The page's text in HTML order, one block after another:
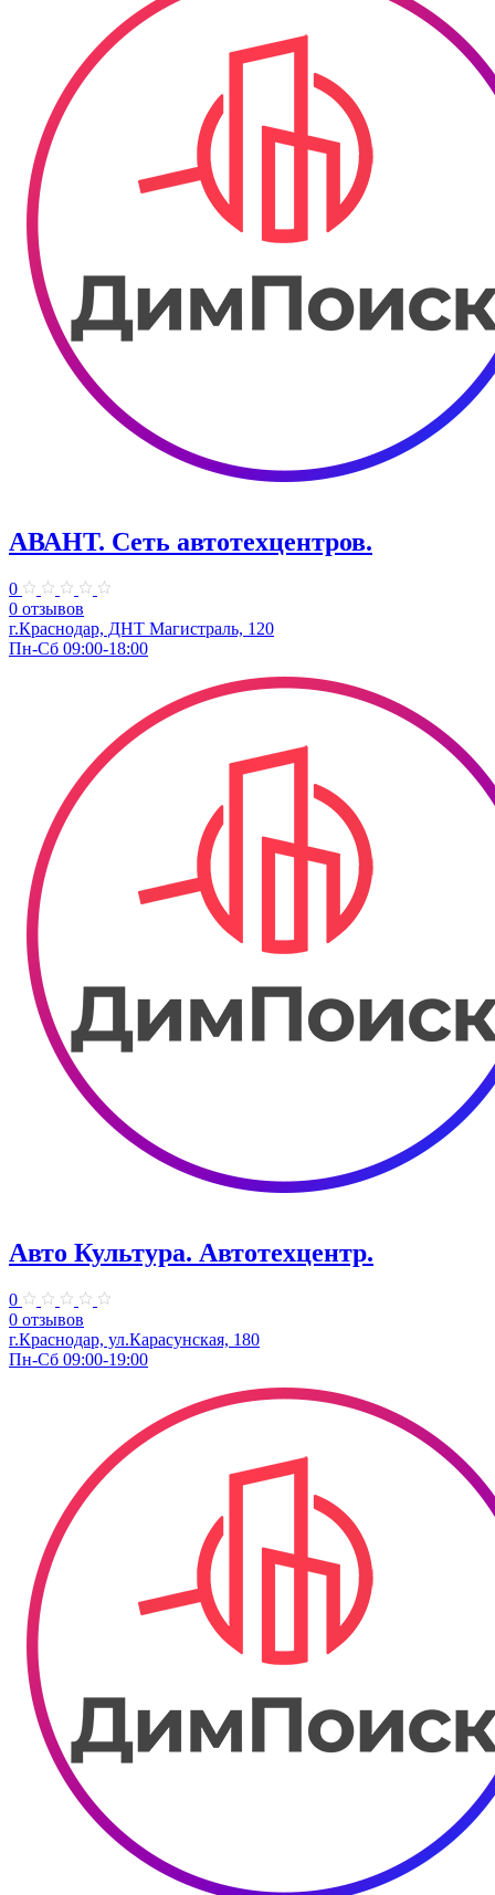
АВАНТ. ​Сеть автотехцентров.
0
0 отзывов
г.Краснодар, ​ДНТ Магистраль, 120
Пн-Сб 09:00-18:00
Авто Культура. ​Автотехцентр.
0
0 отзывов
​г.Краснодар, ул.Карасунская, 180
Пн-Сб 09:00-19:00